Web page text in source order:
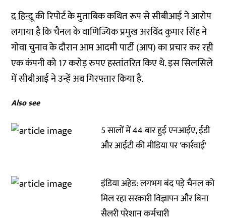
द हिन्दूकी रिपोर्ट के मुताबिक कथित रूप से सीबीआई ने आरोप
लगाया है कि चैनल के वाणिज्यिक प्रमुख अरविंद कुमार सिंह ने
गोवा चुनाव के दौरान आम आदमी पार्टी (आप) का प्रचार कर रही
एक कंपनी को 17 करोड़ रुपए हस्तांतरित किए थे. इस सिलसिले
में सीबीआई ने उन्हें अब गिरफ्तार किया है.
Also see
5 सालों में 44 बार हुई एनआईए, ईडी
और आईटी की मीडिया पर 'कार्रवाई'
इंडिया अहेड: लगभग बंद पड़े चैनल को
मिल रहा सरकारी विज्ञापन और बिना
सैलरी परेशान कर्मचारी